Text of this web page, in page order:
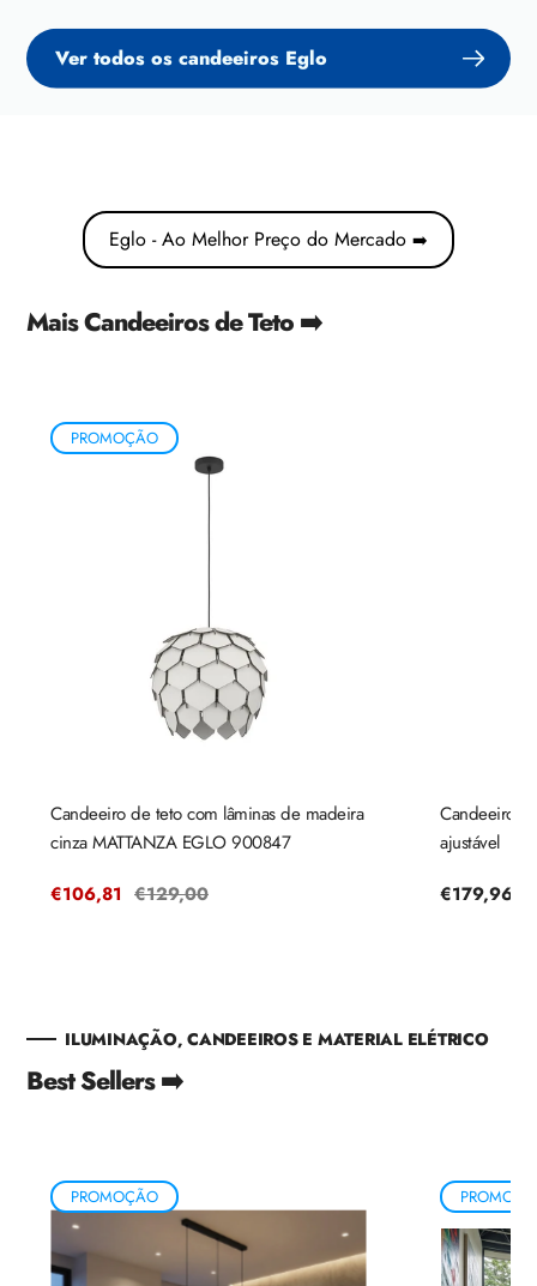
Ver todos os candeeiros Eglo
Eglo - Ao Melhor Preço do Mercado ➡️
Mais Candeeiros de Teto ➡️
PROMOÇÃO
Candeeiro de teto com lâminas de madeira
cinza MATTANZA EGLO 900847
Preço
€106,81 Preço
€129,00
Candeeiro
ajustável
Preço
€179,96
ILUMINAÇÃO, CANDEEIROS E MATERIAL ELÉTRICO
Best Sellers ➡️
PROMOÇÃO